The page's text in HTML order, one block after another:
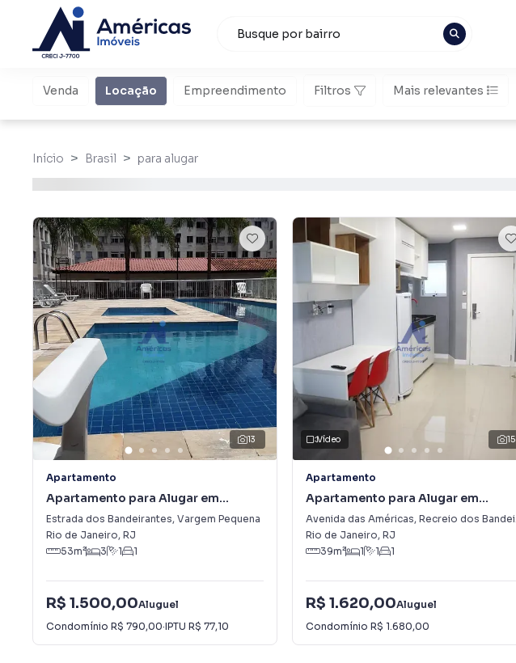
Venda Locação Empreendimento Filtros Mais relevantes
Início Brasil para alugar
13
Apartamento
Apartamento para Alugar em
Vargem Pequena
Estrada dos Bandeirantes, Vargem Pequena
Rio de Janeiro, RJ
53m² 3 1 1
R$ 1.500,00Aluguel
Condomínio R$ 790,00·IPTU R$ 77,10
15
Vídeo
Apartamento
Apartamento para Alugar em
Recreio dos Bandeirantes
Avenida das Américas, Recreio dos Bandeirantes
Rio de Janeiro, RJ
39m² 1 1 1
R$ 1.620,00Aluguel
Condomínio R$ 1.680,00